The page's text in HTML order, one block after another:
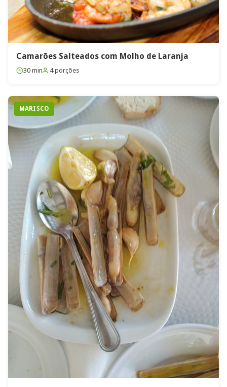
Camarões Salteados com Molho de Laranja
30 min 4 porções
MARISCO